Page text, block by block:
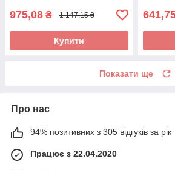
975,08 ₴ 1 147,15 ₴
Купити
Показати ще
Про нас
94% позитивних з 305 відгуків за рік
Працює з 22.04.2020